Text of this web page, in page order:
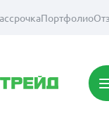
Портфолио